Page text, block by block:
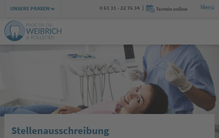
Zur Navigation springen
Zum Inhalt springen
UNSERE PRAXEN 0 61 31 - 22 76 34 Termin online Menü
Stellenausschreibung